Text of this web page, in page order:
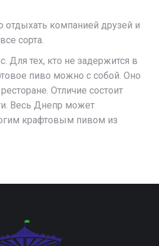
отдыхать компанией друзей и
сорта.
Для тех, кто не задержится в
пиво можно с собой. Оно
Отличие состоит
Весь Днепр может
крафтовым пивом из